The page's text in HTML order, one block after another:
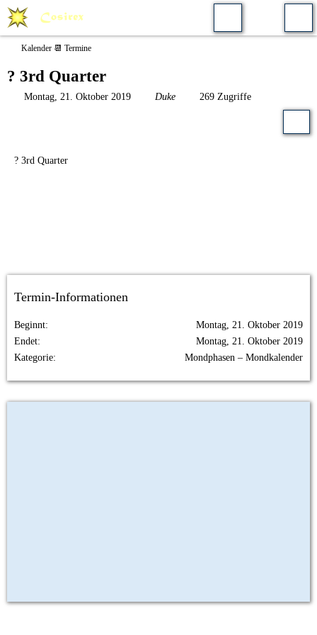
Kalender 📆 Termine
? 3rd Quarter
Montag, 21. Oktober 2019 Duke 269 Zugriffe
? 3rd Quarter
Termin-Informationen
Beginnt
Montag, 21. Oktober 2019
Endet
Montag, 21. Oktober 2019
Kategorie
Mondphasen – Mondkalender